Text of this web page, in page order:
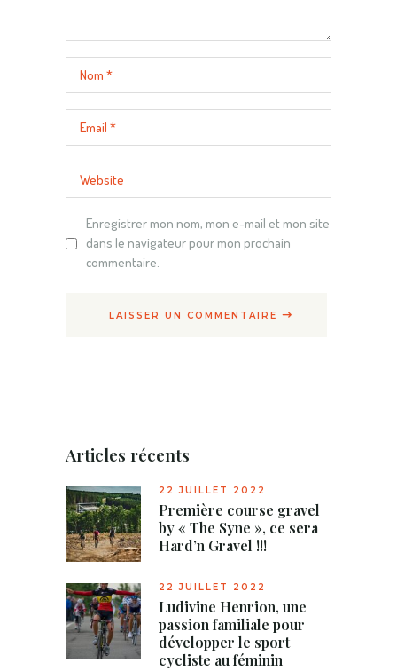
Enregistrer mon nom, mon e-mail et mon site
dans le navigateur pour mon prochain
commentaire.
LAISSER UN COMMENTAIRE
Articles récents
22 JUILLET 2022
Première course gravel
by « The Syne », ce sera
Hard’n Gravel !!!
22 JUILLET 2022
Ludivine Henrion, une
passion familiale pour
développer le sport
cycliste au féminin